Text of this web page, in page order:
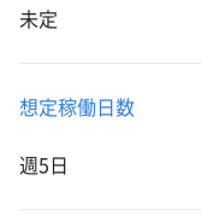
未定
想定稼働日数
週5日